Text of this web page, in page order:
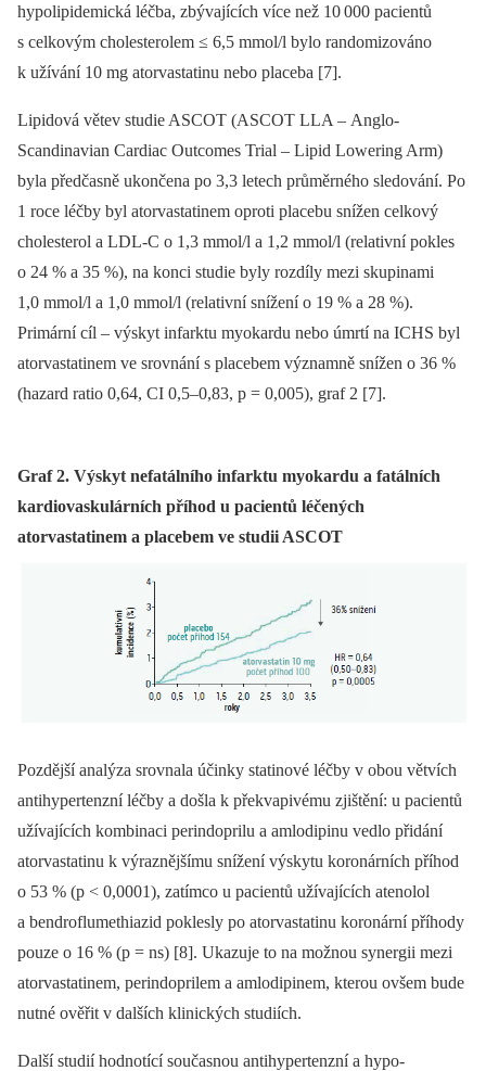
hypolipidemická léčba, zbývajících více než 10 000 pacientů
s celkovým cholesterolem ≤ 6,5 mmol/l bylo randomizováno
k užívání 10 mg atorvastatinu nebo placeba [7].
Lipidová větev studie ASCOT (ASCOT LLA –⁠ Anglo-
Scandinavian Cardiac Outcomes Trial –⁠ Lipid Lowering Arm)
byla předčasně ukončena po 3,3 letech průměrného sledování. Po
1 roce léčby byl atorvastatinem oproti placebu snížen celkový
cholesterol a LDL-C o 1,3 mmol/l a 1,2 mmol/l (relativní pokles
o 24 % a 35 %), na konci studie byly rozdíly mezi skupinami
1,0 mmol/l a 1,0 mmol/l (relativní snížení o 19 % a 28 %).
Primární cíl –⁠ výskyt infarktu myokardu nebo úmrtí na ICHS byl
atorvastatinem ve srovnání s placebem významně snížen o 36 %
(hazard ratio 0,64, CI 0,5–0,83, p = 0,005), graf 2 [7].
Graf 2. Výskyt nefatálního infarktu myokardu a fatálních
kardiovaskulárních příhod u pacientů léčených
atorvastatinem a placebem ve studii ASCOT
Pozdější analýza srovnala účinky statinové léčby v obou větvích
antihypertenzní léčby a došla k překvapivému zjištění: u pacientů
užívajících kombinaci perindoprilu a amlodipinu vedlo přidání
atorvastatinu k výraznějšímu snížení výskytu koronárních příhod
o 53 % (p < 0,0001), zatímco u pacientů užívajících atenolol
a bendroflumethiazid poklesly po atorvastatinu koronární příhody
pouze o 16 % (p = ns) [8]. Ukazuje to na možnou synergii mezi
atorvastatinem, perindoprilem a amlodipinem, kterou ovšem bude
nutné ověřit v dalších klinických studiích.
Další studií hodnotící současnou antihypertenzní a hypo­